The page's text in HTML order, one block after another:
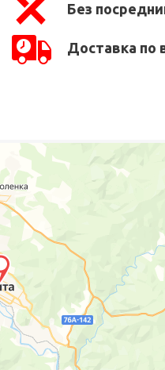
Без
Доставка по